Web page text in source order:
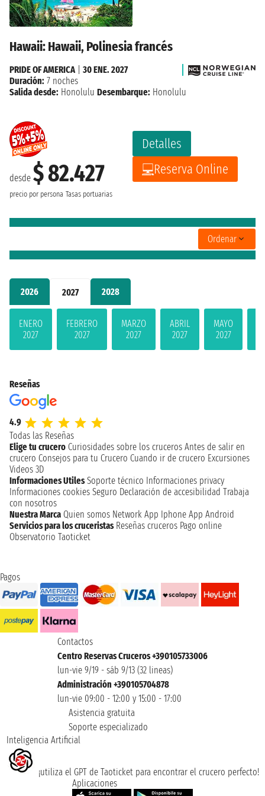
2026 2027 2028
ENERO
2027
FEBRERO
2027
MARZO
2027
ABRIL
2027
MAYO
2027
Hawaii: Hawaii, Polinesia francés
desde $ 82.427
precio por persona Tasas portuarias
Detalles
Reserva Online
PRIDE OF AMERICA| 30 ENE. 2027
Duración: 7 noches
Salida desde: Honolulu Desembarque: Honolulu
Ordenar
Reseñas
4.9
Todas las Reseñas
Elige tu crucero Curiosidades sobre los cruceros Antes de salir en
crucero Consejos para tu Crucero Cuando ir de crucero Excursiones
Videos 3D
Informaciones Utiles Soporte técnico Informaciones privacy
Informaciones cookies Seguro Declaración de accesibilidad Trabaja
con nosotros
Nuestra Marca Quien somos Network App Iphone App Android
Servicios para los cruceristas Reseñas cruceros Pago online
Observatorio Taoticket
Pagos
Contactos
Centro Reservas Cruceros +390105733006
lun-vie 9/19 - sáb 9/13 (32 lineas)
Administración +390105704878
lun-vie 09:00 - 12:00 y 15:00 - 17:00
Asistencia gratuita
Soporte especializado
Inteligencia Artificial
¡utiliza el GPT de Taoticket para encontrar el crucero perfecto!
Aplicaciones